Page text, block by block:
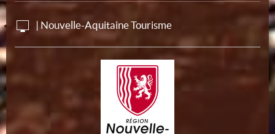
| Nouvelle-Aquitaine Tourisme